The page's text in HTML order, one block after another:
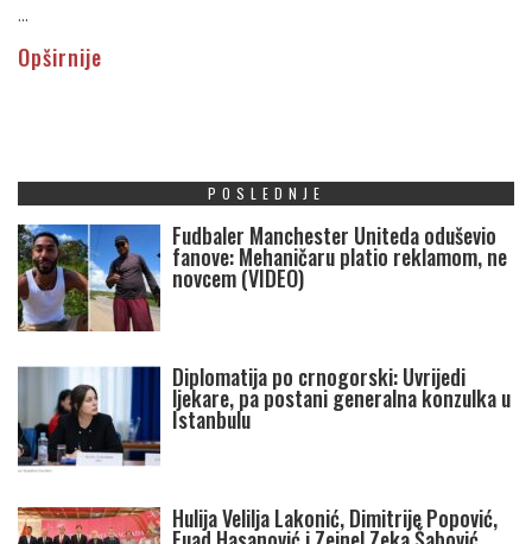
...
Opširnije
POSLEDNJE
Fudbaler Manchester Uniteda oduševio
fanove: Mehaničaru platio reklamom, ne
novcem (VIDEO)
Diplomatija po crnogorski: Uvrijedi
ljekare, pa postani generalna konzulka u
Istanbulu
Hulija Velilja Lakonić, Dimitrije Popović,